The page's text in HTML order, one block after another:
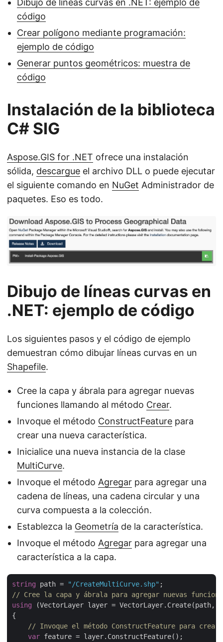
Dibujo de líneas curvas en .NET: ejemplo de
código
Crear polígono mediante programación:
ejemplo de código
Generar puntos geométricos: muestra de
código
Instalación de la biblioteca
C# SIG
Aspose.GIS for .NET ofrece una instalación
sólida, descargue el archivo DLL o puede ejecutar
el siguiente comando en NuGet Administrador de
paquetes. Eso es todo.
Dibujo de líneas curvas en
.NET: ejemplo de código
Los siguientes pasos y el código de ejemplo
demuestran cómo dibujar líneas curvas en un
Shapefile.
Cree la capa y ábrala para agregar nuevas
funciones llamando al método Crear.
Invoque el método ConstructFeature para
crear una nueva característica.
Inicialice una nueva instancia de la clase
MultiCurve.
Invoque el método Agregar para agregar una
cadena de líneas, una cadena circular y una
curva compuesta a la colección.
Establezca la Geometría de la característica.
Invoque el método Agregar para agregar una
característica a la capa.
string path = "/CreateMultiCurve.shp"
// Cree la capa y ábrala para agregar nuevas
using (VectorLayer layer = VectorLayer.Create(path,
{
// Invoque el método ConstructFeature para
var feature = layer.ConstructFeature();